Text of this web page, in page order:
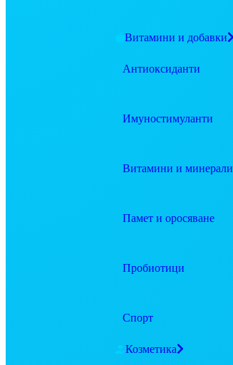
Витамини и добавки
Антиоксиданти
Имуностимуланти
Витамини и минерали
Памет и оросяване
Пробиотици
Спорт
Козметика